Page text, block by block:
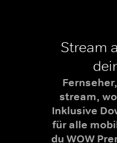
Stream
stream,
Inklusive
für alle
du WOW